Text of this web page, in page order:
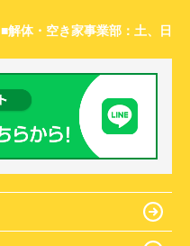
体・空き家事業部：土、日